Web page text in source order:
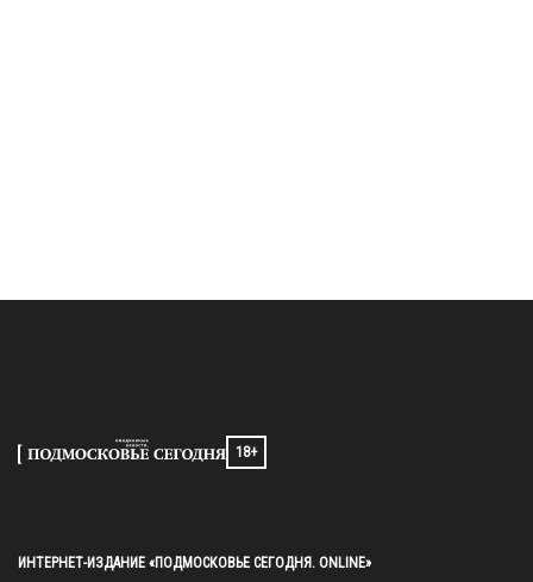
18+
ИНТЕРНЕТ-ИЗДАНИЕ «ПОДМОСКОВЬЕ СЕГОДНЯ. ONLINE»